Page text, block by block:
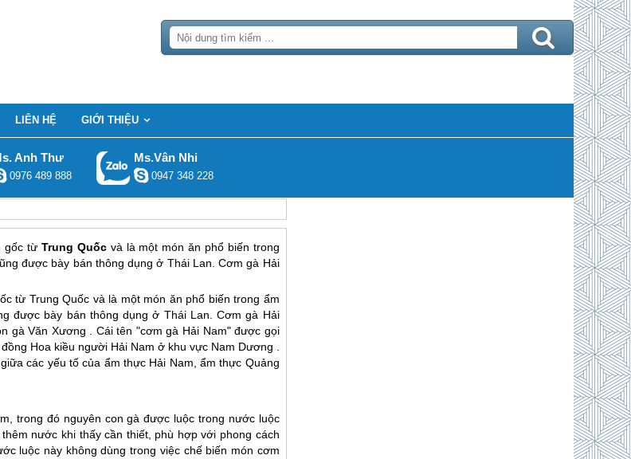
LIÊN HỆ GIỚI THIỆU
Anh Thư
0976 489 888
Ms.Vân Nhi
0947 348 228
gốc từ Trung Quốcvà là một món ăn phổ biến trong
được bày bán thông dụng ở Thái Lan. Cơm gà Hải
từ Trung Quốc và là một món ăn phổ biến trong ẩm
được bày bán thông dụng ở Thái Lan. Cơm gà Hải
gà Văn Xương . Cái tên "cơm gà Hải Nam" được gọi
Hoa kiều người Hải Nam ở khu vực Nam Dương .
các yếu tố của ẩm thực Hải Nam, ẩm thực Quảng
trong đó nguyên con gà được luộc trong nước luộc
nước khi thấy cần thiết, phù hợp với phong cách
luộc này không dùng trong việc chế biến món cơm